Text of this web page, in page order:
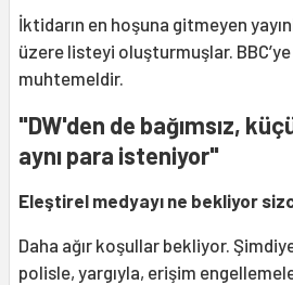
İktidarın en hoşuna gitmeyen
üzere listeyi oluşturmuşlar. BBC’ye
muhtemeldir.
"DW'den de bağımsız,
aynı para isteniyor"
Eleştirel medyayı ne bekliyor
Daha ağır koşullar bekliyor.
polisle, yargıyla, erişim